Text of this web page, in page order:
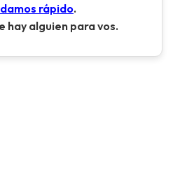
rápido.
hay alguien para vos.